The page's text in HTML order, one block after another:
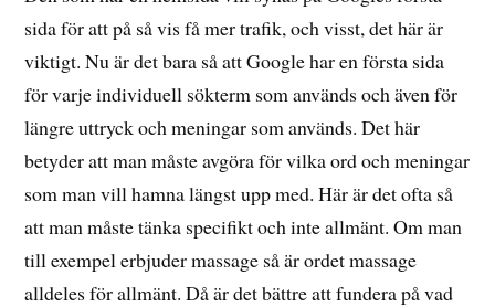
sida för att på så vis få mer trafik, och visst, det här är
viktigt. Nu är det bara så att Google har en första sida
för varje individuell sökterm som används och även för
längre uttryck och meningar som används. Det här
betyder att man måste avgöra för vilka ord och meningar
som man vill hamna längst upp med. Här är det ofta så
att man måste tänka specifikt och inte allmänt. Om man
till exempel erbjuder massage så är ordet massage
alldeles för allmänt. Då är det bättre att fundera på vad